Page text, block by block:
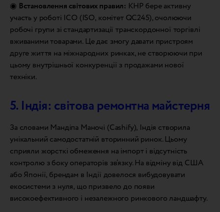
◉ Встановлення світових правил: КНР бере активну
участь у роботі ІСО (ISO, комітет QC245), очолюючи
робочі групи зі стандартизації транскордонної торгівлі
вживаними товарами. Це дає змогу давати пристроям
друге життя на міжнародних ринках, не створюючи при
цьому внутрішньої конкуренції з продажами нової
техніки.
5. Індія: світова ремонтна майстерня
За словами Мандіпа Маночі (Cashify), Індія створила
унікальний самодостатній вторинний ринок. Цьому
сприяли жорсткі обмеження на імпорт і відсутність
контролю з боку операторів зв’язку. На відміну від США
або Японії, брендам в Індії довелося вибудовувати
екосистеми з нуля, що призвело до появи
високоефективного і незалежного ринкового ландшафту.